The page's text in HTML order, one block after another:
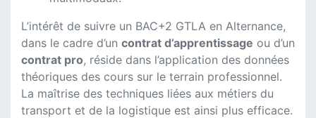
L’intérêt de suivre un BAC+2 GTLA en Alternance,
dans le cadre d’un contrat d’apprentissage ou d’un
contrat pro, réside dans l’application des données
théoriques des cours sur le terrain professionnel.
La maîtrise des techniques liées aux métiers du
transport et de la logistique est ainsi plus efficace.